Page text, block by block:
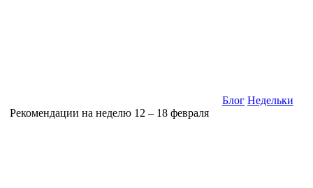
Блог Недельки
Рекомендации на неделю 12 – 18 февраля